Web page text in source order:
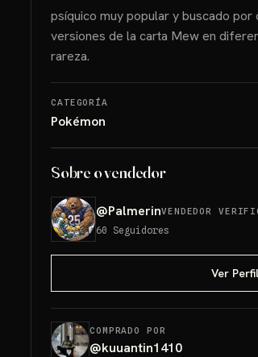
psíquico muy popular y buscado
versiones de la carta Mew en
rareza.
CATEGORÍA
Pokémon
Sobre o vendedor
@PalmerinVENDEDOR
60 Seguidores
Ver
COMPRADO POR
@kuuantin1410